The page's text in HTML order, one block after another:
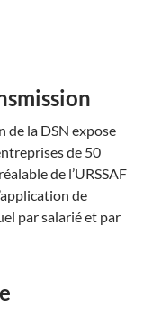
de la DSN expose
de 50
de l’URSSAF
de
par salarié et par